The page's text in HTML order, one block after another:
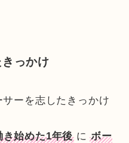
っかけ
ーを志したきっかけ
始めた1年後 に ボー